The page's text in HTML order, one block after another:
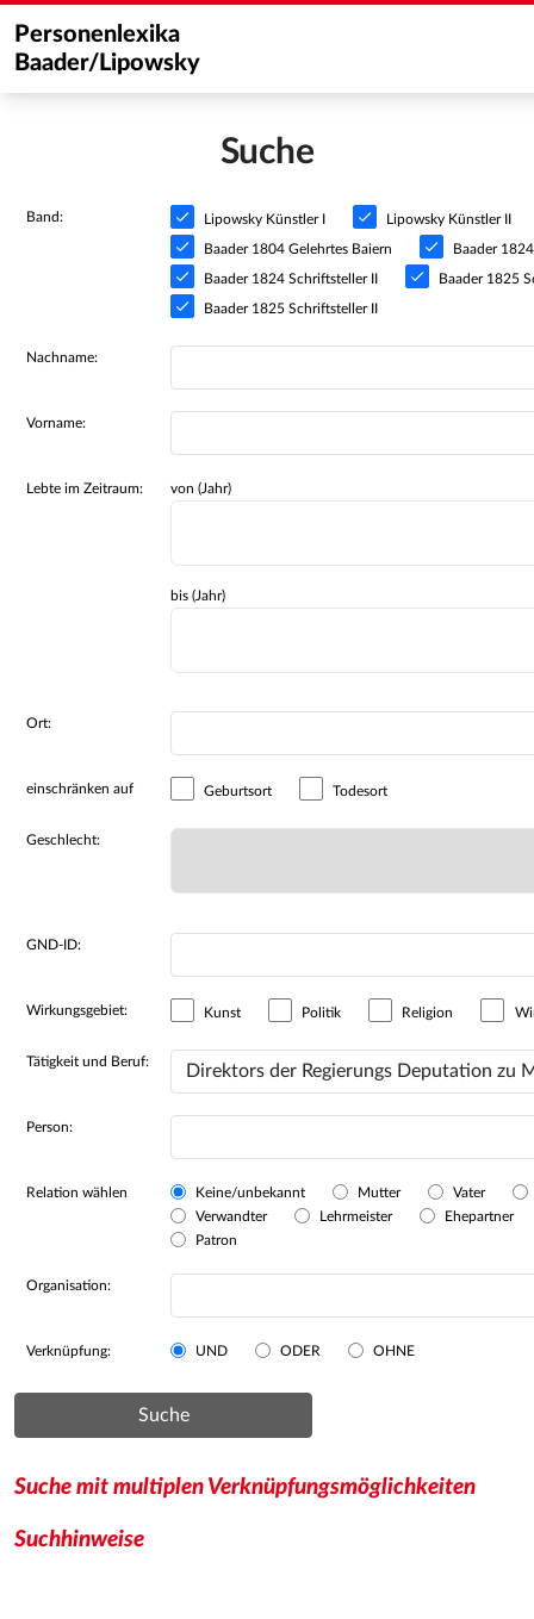
Personenlexika
Baader/Lipowsky
Suche
Band: Lipowsky Künstler I Lipowsky Künstler II
Baader 1804 Gelehrtes Baiern Baader
Baader 1824 Schriftsteller II Baader 1825
Baader 1825 Schriftsteller II
Nachname:
Vorname:
Lebte im Zeitraum: von (Jahr)
bis (Jahr)
Ort:
einschränken auf Geburtsort Todesort
Geschlecht:
GND-ID:
Wirkungsgebiet: Kunst Politik Religion
Tätigkeit und Beruf:
Person:
Relation wählen Keine/unbekannt Mutter
Vater
Verwandter
Lehrmeister
Ehepartner
Patron
Organisation:
Verknüpfung: UND ODER OHNE
Suche
Suche mit multiplen Verknüpfungsmöglichkeiten
Suchhinweise